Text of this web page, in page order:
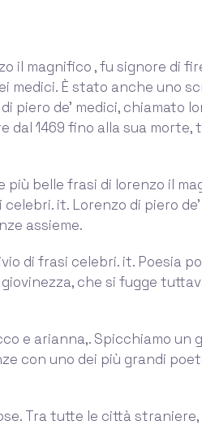
il magnifico , fu signore di
medici. È stato anche uno
piero de’ medici, chiamato
dal 1469 fino alla sua morte,
più belle frasi di lorenzo il
it. Lorenzo di piero de'
assieme.
di frasi celebri. it. Poesia
che si fugge
e arianna,. Spicchiamo un
con uno dei più grandi
Tra tutte le città